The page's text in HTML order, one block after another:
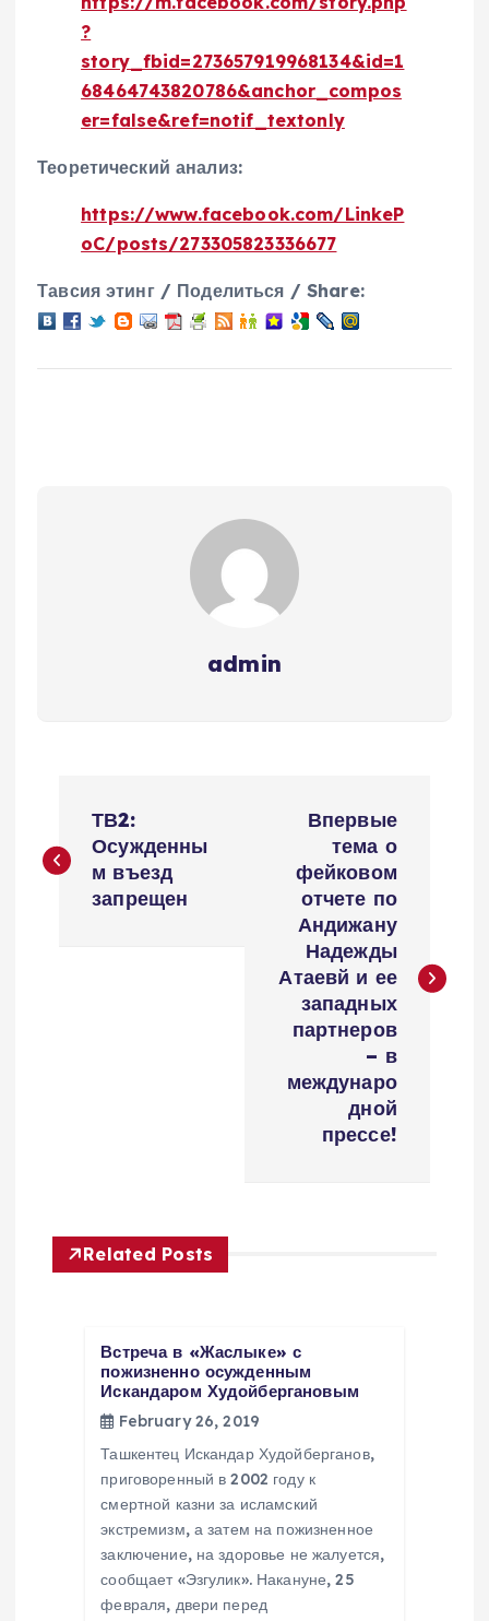
?
story_fbid=273657919968134&id=1
68464743820786&anchor_compos
er=false&ref=notif_textonly
Теоретический анализ:
https://www.facebook.com/LinkeP
oC/posts/273305823336677
Тавсия этинг / Поделиться / Share:
admin
o
g
a
ТВ2:
Осужденны
м въезд
запрещен
Впервые
тема о
фейковом
отчете по
Андижану
Надежды
Атаевй и ее
западных
партнеров
– в
междунаро
дной
прессе!
Related Posts
Встреча в «Жаслыке» с
пожизненно осужденным
Искандаром Худойбергановым
February 26, 2019
Ташкентец Искандар Худойберганов,
приговоренный в 2002 году к
смертной казни за исламский
экстремизм, а затем на пожизненное
заключение, на здоровье не жалуется,
сообщает «Эзгулик». Накануне, 25
февраля, двери перед